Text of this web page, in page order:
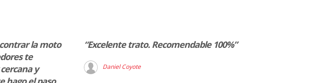
la moto
te
y
“Excelente trato. Recomendable 100%”
Daniel Coyote